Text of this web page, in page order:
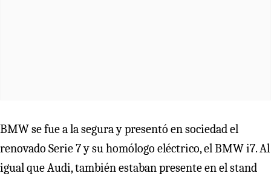
BMW se fue a la segura y presentó en sociedad el
renovado Serie 7 y su homólogo eléctrico, el BMW i7. Al
igual que Audi, también estaban presente en el stand